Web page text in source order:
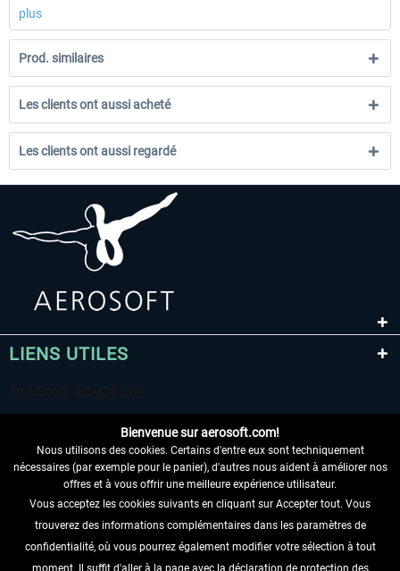
plus
Prod. similaires
Les clients ont aussi acheté
Les clients ont aussi regardé
LIENS UTILES
RENONCER AU CONTRAT ICI
INFORMATIONS
Bienvenue sur aerosoft.com!
Nous utilisons des cookies. Certains d'entre eux sont techniquement
nécessaires (par exemple pour le panier), d'autres nous aident à améliorer nos
offres et à vous offrir une meilleure expérience utilisateur.
Vous acceptez les cookies suivants en cliquant sur Accepter tout. Vous
trouverez des informations complémentaires dans les paramètres de
confidentialité, où vous pourrez également modifier votre sélection à tout
moment. Il suffit d'aller à la page avec la déclaration de protection des